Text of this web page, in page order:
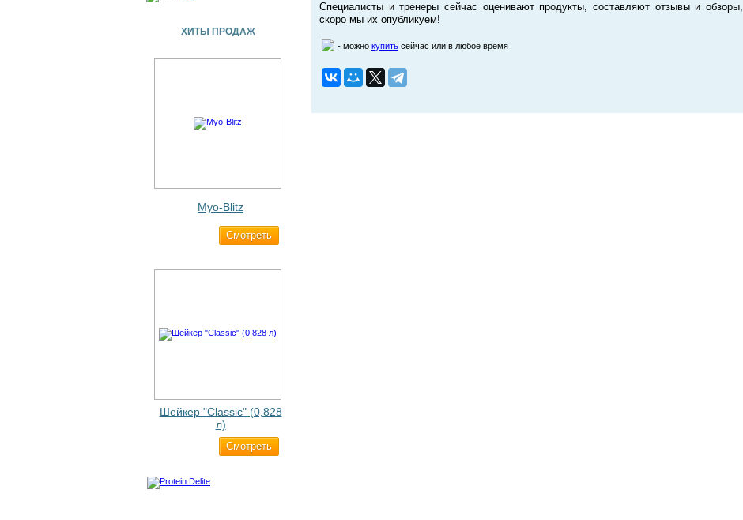
ХИТЫ ПРОДАЖ
Myo-Blitz
Cмотреть
Шейкер "Classic" (0,828
л)
Cмотреть
Специалисты и тренеры сейчас оценивают продукты, составляют отзывы и обзоры,
скоро мы их опубликуем!
- можно купить сейчас или в любое время